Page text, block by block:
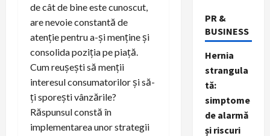
de cât de bine este cunoscut,
are nevoie constantă de
atenție pentru a-și menține și
consolida poziția pe piață.
Cum reușești să menții
interesul consumatorilor și să-
ți sporești vânzările?
Răspunsul constă în
implementarea unor strategii
PR &
BUSINESS
Hernia
strangula
tă:
simptome
de alarmă
și riscuri